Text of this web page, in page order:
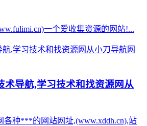
一个爱收集资源的网站!...
术导航,学习技术和找资源网从
各种***的网站网址,(www.xddh.cn),站